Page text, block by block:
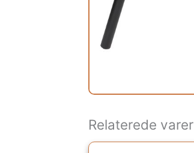
Relaterede varer